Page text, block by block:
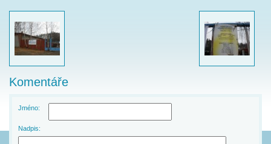
Komentáře
Jméno:
Nadpis: